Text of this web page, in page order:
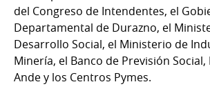
del Congreso de Intendentes, el
Departamental de Durazno, el
Desarrollo Social, el Ministerio de
Minería, el Banco de Previsión
Ande y los Centros Pymes.